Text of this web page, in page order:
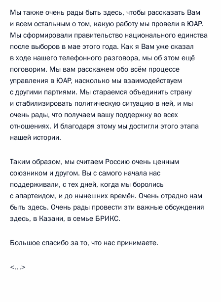
Мы также очень рады быть здесь, чтобы рассказать Вам
и всем остальным о том, какую работу мы провели в ЮАР.
Мы сформировали правительство национального единства
после выборов в мае этого года. Как я Вам уже сказал
в ходе нашего телефонного разговора, мы об этом ещё
поговорим. Мы вам расскажем обо всём процессе
управления в ЮАР, насколько мы взаимодействуем
с другими партиями. Мы стараемся объединить страну
и стабилизировать политическую ситуацию в ней, и мы
очень рады, что получаем вашу поддержку во всех
отношениях. И благодаря этому мы достигли этого этапа
нашей истории.
Таким образом, мы считаем Россию очень ценным
союзником и другом. Вы с самого начала нас
поддерживали, с тех дней, когда мы боролись
с апартеидом, и до нынешних времён. Очень отрадно нам
быть здесь. Очень рады провести эти важные обсуждения
здесь, в Казани, в семье БРИКС.
Большое спасибо за то, что нас принимаете.
<…>